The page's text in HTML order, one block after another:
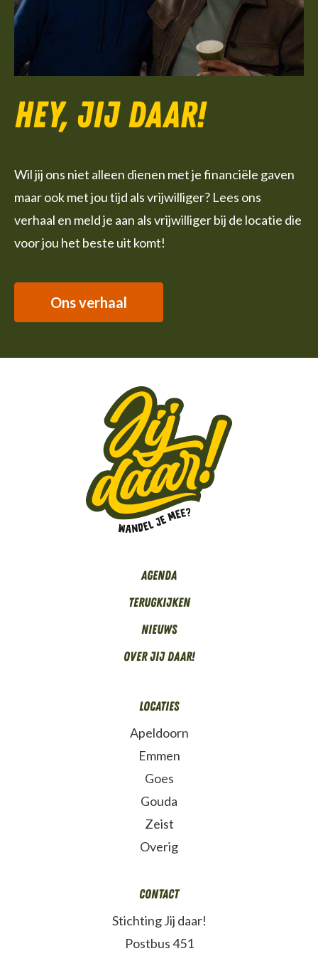
Hey, jij daar!
Wil jij ons niet alleen dienen met je financiële gaven
maar ook met jou tijd als vrijwilliger? Lees ons
verhaal en meld je aan als vrijwilliger bij de locatie die
voor jou het beste uit komt!
Ons verhaal
Agenda
Terugkijken
Nieuws
Over Jij daar!
Locaties
Apeldoorn
Emmen
Goes
Gouda
Zeist
Overig
Contact
Stichting Jij daar!
Postbus 451